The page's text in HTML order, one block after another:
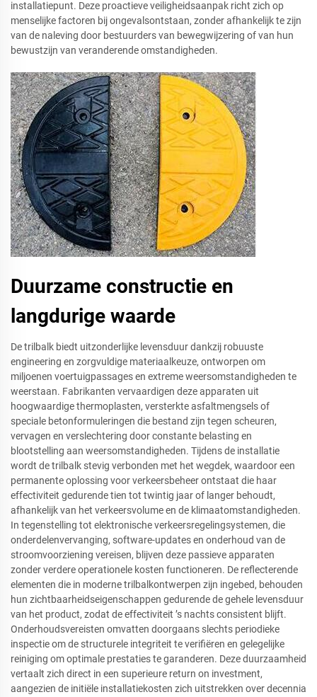
installatiepunt. Deze proactieve veiligheidsaanpak richt zich op
menselijke factoren bij ongevalsontstaan, zonder afhankelijk te zijn
van de naleving door bestuurders van bewegwijzering of van hun
bewustzijn van veranderende omstandigheden.
Duurzame constructie en
langdurige waarde
De trilbalk biedt uitzonderlijke levensduur dankzij robuuste
engineering en zorgvuldige materiaalkeuze, ontworpen om
miljoenen voertuigpassages en extreme weersomstandigheden te
weerstaan. Fabrikanten vervaardigen deze apparaten uit
hoogwaardige thermoplasten, versterkte asfaltmengsels of
speciale betonformuleringen die bestand zijn tegen scheuren,
vervagen en verslechtering door constante belasting en
blootstelling aan weersomstandigheden. Tijdens de installatie
wordt de trilbalk stevig verbonden met het wegdek, waardoor een
permanente oplossing voor verkeersbeheer ontstaat die haar
effectiviteit gedurende tien tot twintig jaar of langer behoudt,
afhankelijk van het verkeersvolume en de klimaatomstandigheden.
In tegenstelling tot elektronische verkeersregelingsystemen, die
onderdelenvervanging, software-updates en onderhoud van de
stroomvoorziening vereisen, blijven deze passieve apparaten
zonder verdere operationele kosten functioneren. De reflecterende
elementen die in moderne trilbalkontwerpen zijn ingebed, behouden
hun zichtbaarheidseigenschappen gedurende de gehele levensduur
van het product, zodat de effectiviteit ’s nachts consistent blijft.
Onderhoudsvereisten omvatten doorgaans slechts periodieke
inspectie om de structurele integriteit te verifiëren en gelegelijke
reiniging om optimale prestaties te garanderen. Deze duurzaamheid
vertaalt zich direct in een superieure return on investment,
aangezien de initiële installatiekosten zich uitstrekken over decennia